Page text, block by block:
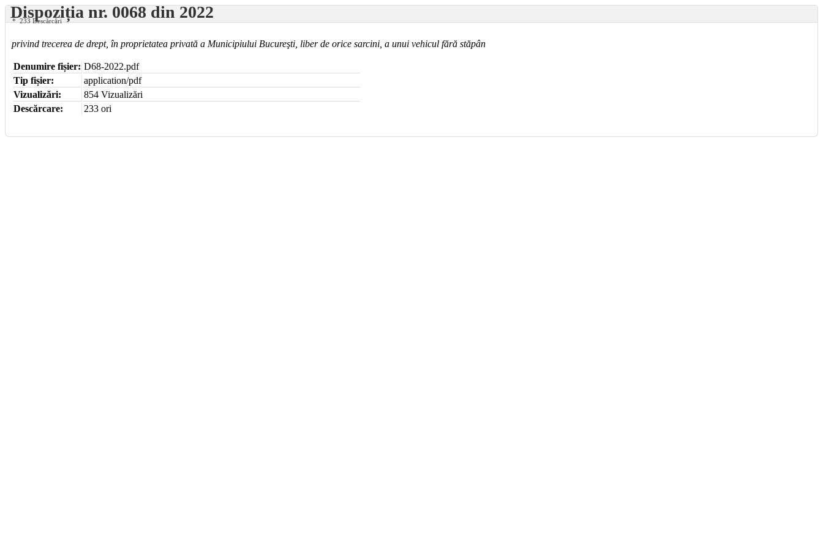
Dispoziția nr. 0068 din 2022
233 Descărcări
privind trecerea de drept, în proprietatea privată a Municipiului Bucureşti, liber de orice sarcini, a unui vehicul fără stăpân
Denumire fișier: D68-2022.pdf
Tip fișier:
application/pdf
Vizualizări:
854 Vizualizări
Descărcare:
233 ori